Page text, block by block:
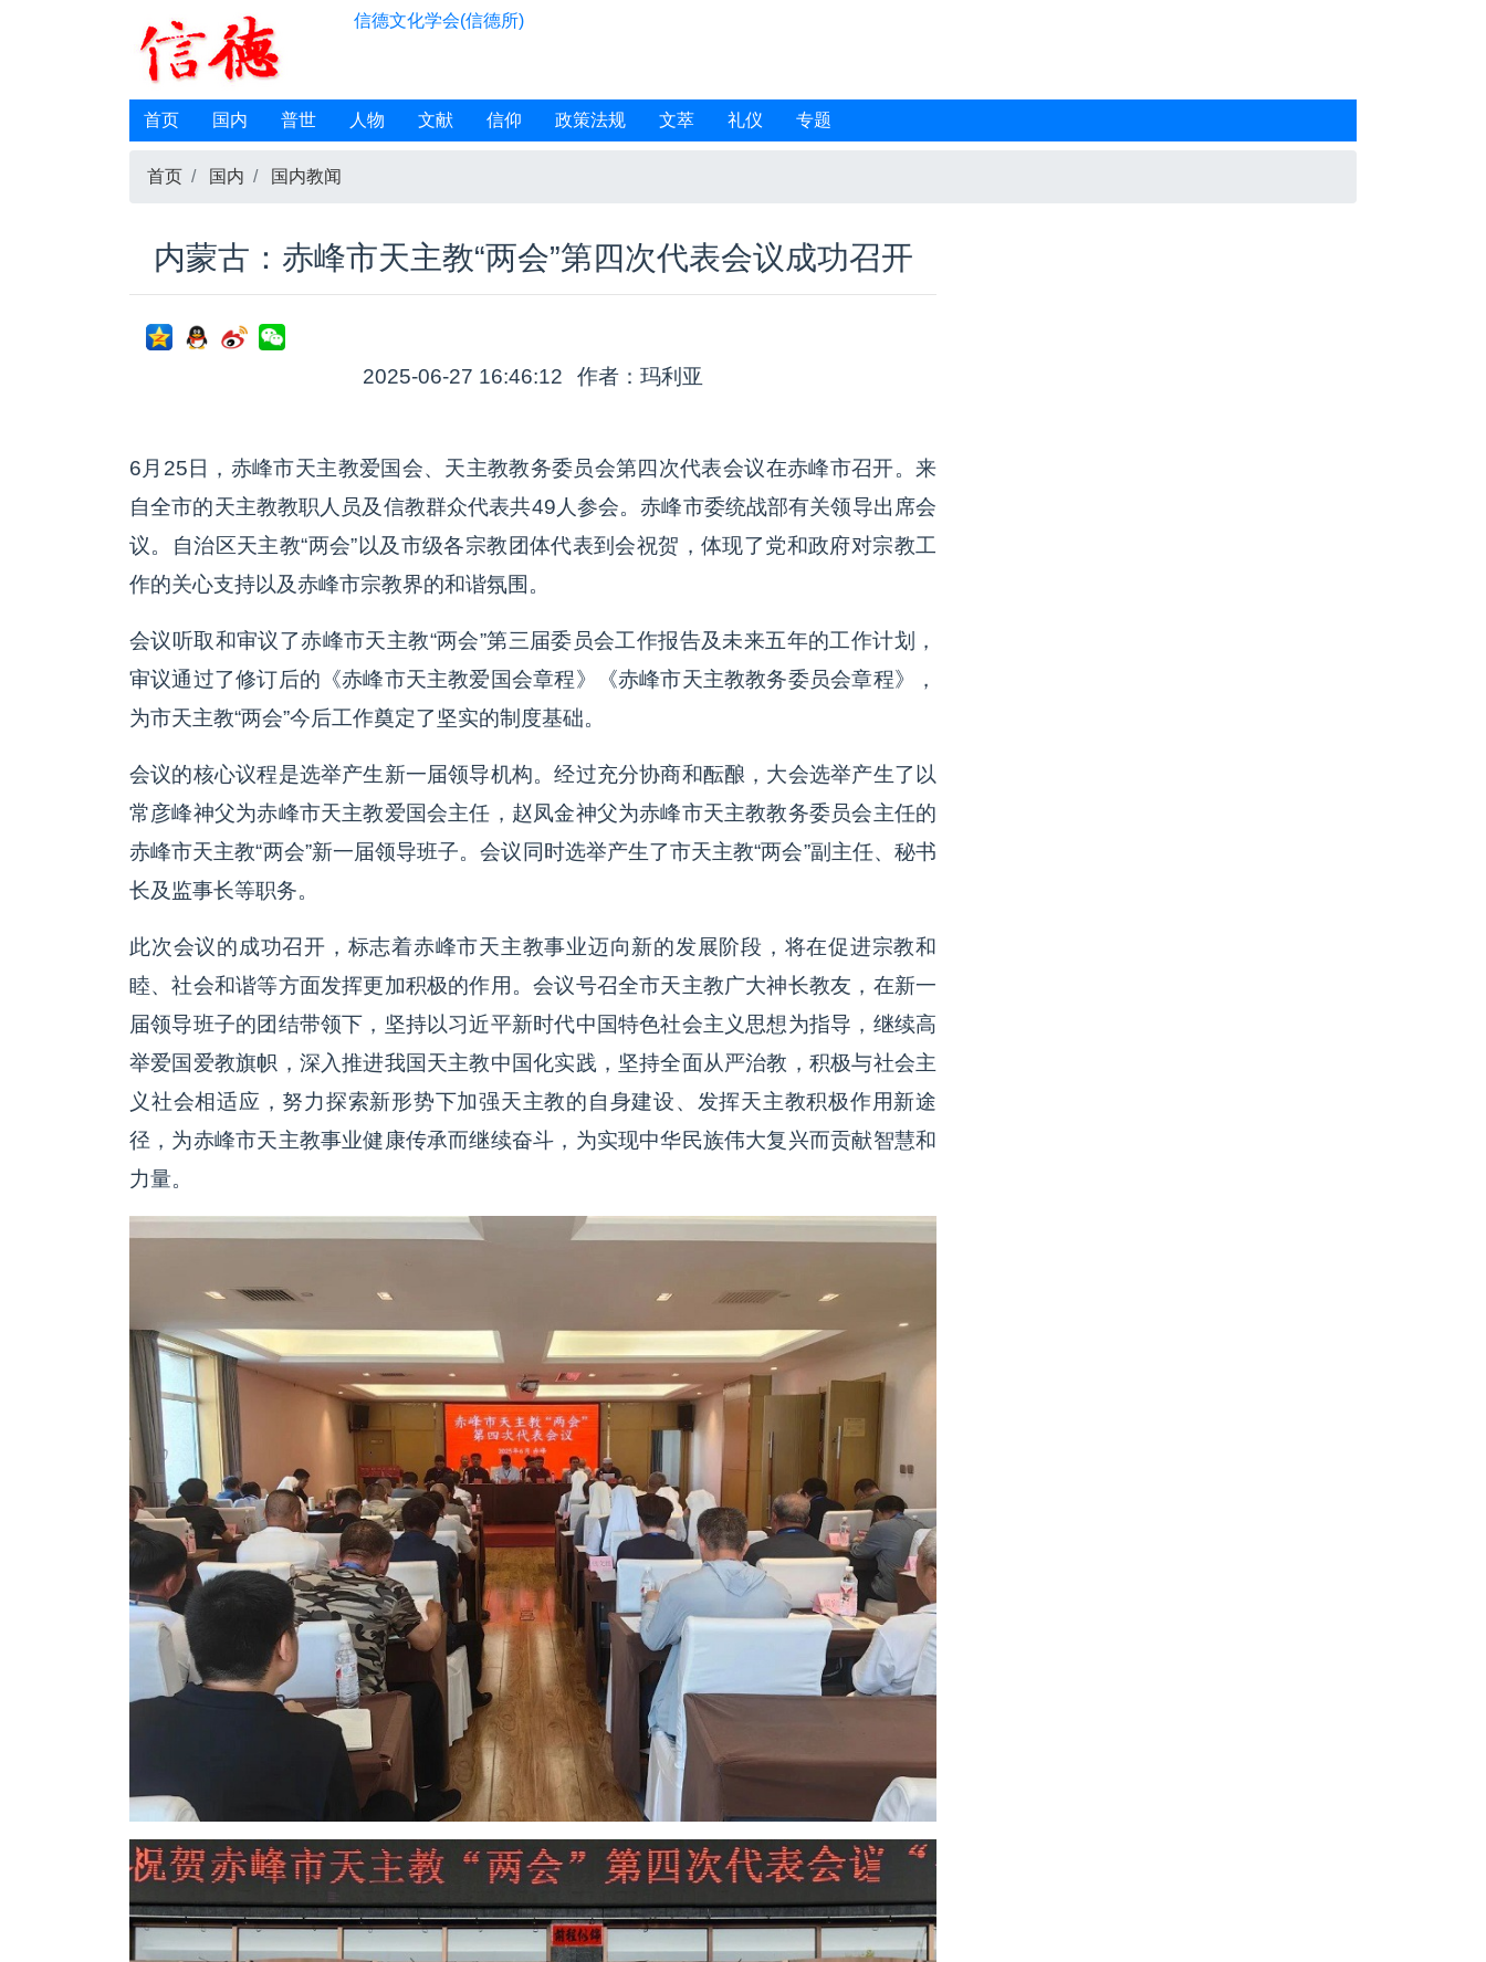
信德文化学会(信德所)
首页 国内 普世 人物 文献 信仰 政策法规 文萃 礼仪 专题
首页 国内 国内教闻
内蒙古：赤峰市天主教“两会”第四次代表会议成功召开
2025-06-27 16:46:12 作者：玛利亚
6月25日，赤峰市天主教爱国会、天主教教务委员会第四次代表会议在赤峰市召开。来
自全市的天主教教职人员及信教群众代表共49人参会。赤峰市委统战部有关领导出席会
议。自治区天主教“两会”以及市级各宗教团体代表到会祝贺，体现了党和政府对宗教工
作的关心支持以及赤峰市宗教界的和谐氛围。
会议听取和审议了赤峰市天主教“两会”第三届委员会工作报告及未来五年的工作计划，
审议通过了修订后的《赤峰市天主教爱国会章程》《赤峰市天主教教务委员会章程》，
为市天主教“两会”今后工作奠定了坚实的制度基础。
会议的核心议程是选举产生新一届领导机构。经过充分协商和酝酿，大会选举产生了以
常彦峰神父为赤峰市天主教爱国会主任，赵凤金神父为赤峰市天主教教务委员会主任的
赤峰市天主教“两会”新一届领导班子。会议同时选举产生了市天主教“两会”副主任、秘书
长及监事长等职务。
此次会议的成功召开，标志着赤峰市天主教事业迈向新的发展阶段，将在促进宗教和
睦、社会和谐等方面发挥更加积极的作用。会议号召全市天主教广大神长教友，在新一
届领导班子的团结带领下，坚持以习近平新时代中国特色社会主义思想为指导，继续高
举爱国爱教旗帜，深入推进我国天主教中国化实践，坚持全面从严治教，积极与社会主
义社会相适应，努力探索新形势下加强天主教的自身建设、发挥天主教积极作用新途
径，为赤峰市天主教事业健康传承而继续奋斗，为实现中华民族伟大复兴而贡献智慧和
力量。